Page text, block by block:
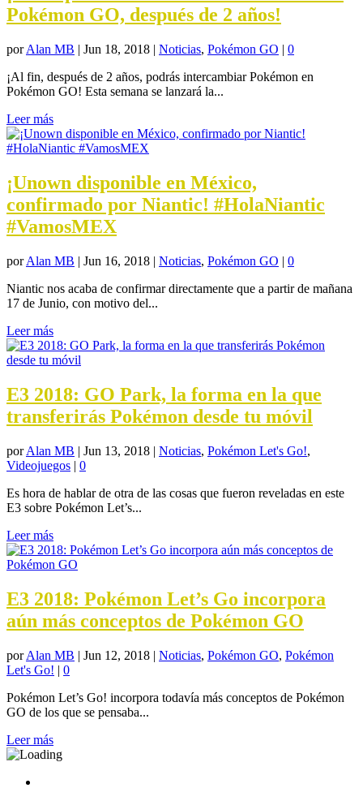
Pokémon GO, después de 2 años!
porAlan MB | Jun 18, 2018 | Noticias, Pokémon GO | 0
¡Al fin, después de 2 años, podrás intercambiar Pokémon en
Pokémon GO! Esta semana se lanzará la...
Leer más
¡Unown disponible en México,
confirmado por Niantic! #HolaNiantic
#VamosMEX
porAlan MB | Jun 16, 2018 | Noticias, Pokémon GO | 0
Niantic nos acaba de confirmar directamente que a partir de mañana
17 de Junio, con motivo del...
Leer más
E3 2018: GO Park, la forma en la que
transferirás Pokémon desde tu móvil
porAlan MB | Jun 13, 2018 | Noticias, Pokémon Let's Go!,
Videojuegos | 0
Es hora de hablar de otra de las cosas que fueron reveladas en este
E3 sobre Pokémon Let’s...
Leer más
E3 2018: Pokémon Let’s Go incorpora
aún más conceptos de Pokémon GO
porAlan MB | Jun 12, 2018 | Noticias, Pokémon GO, Pokémon
Let's Go! | 0
Pokémon Let’s Go! incorpora todavía más conceptos de Pokémon
GO de los que se pensaba...
Leer más